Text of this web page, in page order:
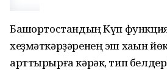
Башҡортостандың Күп
хеҙмәткәрҙәренең эш хаҡын
арттырырға кәрәк, тип